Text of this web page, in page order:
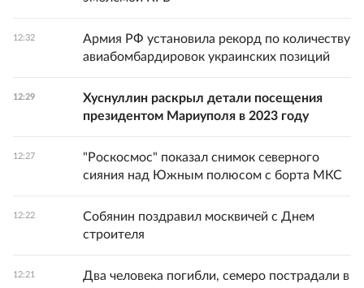
12:32
Армия РФ установила рекорд по количеству
авиабомбардировок украинских позиций
12:29
Хуснуллин раскрыл детали посещения
президентом Мариуполя в 2023 году
12:27
"Роскосмос" показал снимок северного
сияния над Южным полюсом с борта МКС
12:22
Собянин поздравил москвичей с Днем
строителя
12:21
Два человека погибли, семеро пострадали в